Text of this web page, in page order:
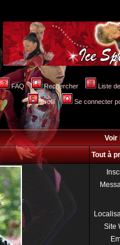
FAQ Rechercher Liste
Profil Se connecter
Voir
Tout à
Site